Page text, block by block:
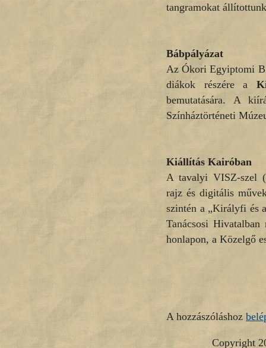
tangramokat
Bábpályázat
Az Ókori Egyiptomi
diákok részére a
bemutatására. A
Színháztörténeti
Kiállítás Kairóban
A tavalyi VISZ-szel
rajz és digitális
szintén a „Királyfi és
Tanácsosi
honlapon, a Közelgő
A hozzászóláshoz
Copyright